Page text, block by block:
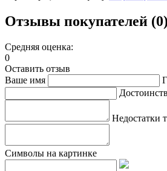
Отзывы покупателей (0)
Средняя оценка:
0
Оставить отзыв
Ваше имя
Недостатки
Символы на картинке